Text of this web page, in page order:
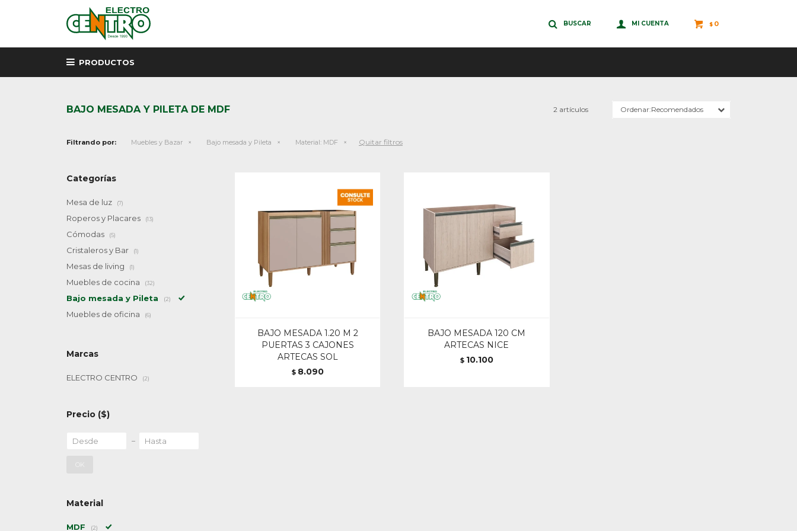
PRODUCTOS
$ 0
BAJO MESADA Y PILETA DE MDF 2 artículos Recomendados
Filtrando por: Muebles y Bazar Bajo mesada y Pileta Material: MDF Quitar filtros
BAJO MESADA 1.20 M 2
PUERTAS 3 CAJONES
ARTECAS SOL
$ 8.090
BAJO MESADA 120 CM
ARTECAS NICE
$ 10.100
Categorías
Mesa de luz (7)
Roperos y Placares (13)
Cómodas (5)
Cristaleros y Bar (1)
Mesas de living (1)
Muebles de cocina (32)
Bajo mesada y Pileta (2)
Muebles de oficina (6)
Marcas
ELECTRO CENTRO (2)
Precio ($)
OK
Material
MDF (2)